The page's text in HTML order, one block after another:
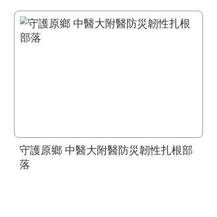
一站式疾病全人照護
守護原鄉 中醫大附醫防災韌性扎根部
落